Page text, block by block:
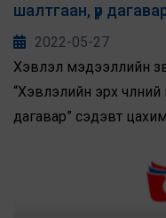
шалтгаан, үр
2022-05-27
Хэвлэл мэдээллийн
“Хэвлэлийн эрх
дагавар” сэдэвт
Монгол улсын
Уулзалтад ХМЗ-ийн